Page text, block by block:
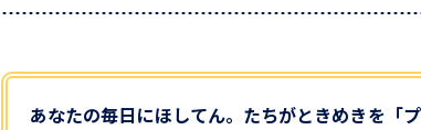
あなたの毎日にほしてん。たちがときめきを「